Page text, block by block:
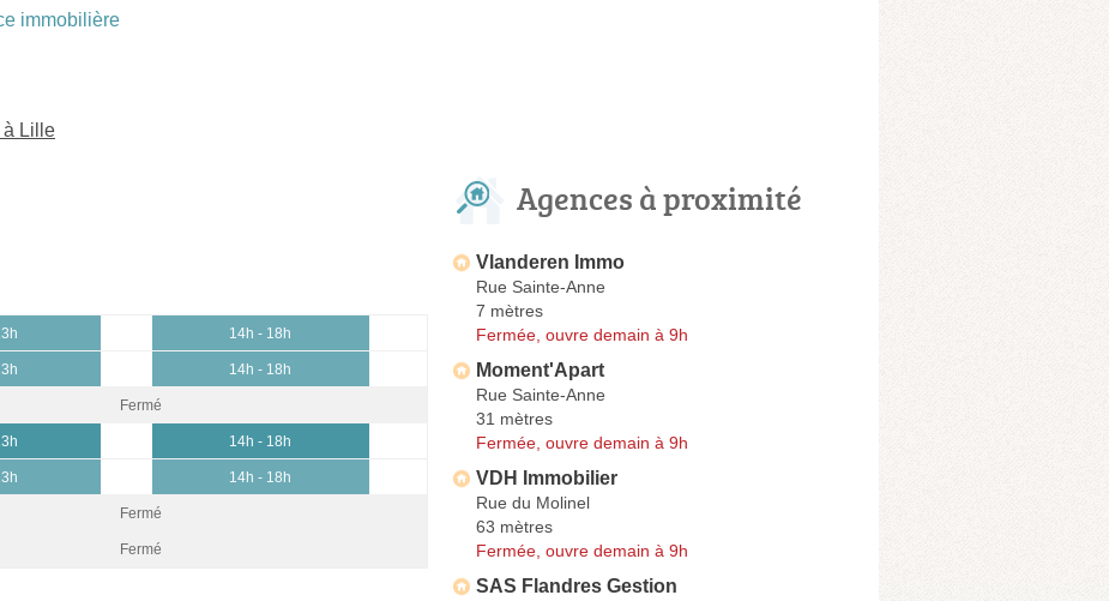
immobilière
à Lille
14h - 18h
14h - 18h
Fermé
14h - 18h
14h - 18h
Fermé
Fermé
Agences à proximité
Vlanderen Immo
Rue Sainte-Anne
7 mètres
Fermée, ouvre demain à 9h
Moment'Apart
Rue Sainte-Anne
31 mètres
Fermée, ouvre demain à 9h
VDH Immobilier
Rue du Molinel
63 mètres
Fermée, ouvre demain à 9h
SAS Flandres Gestion